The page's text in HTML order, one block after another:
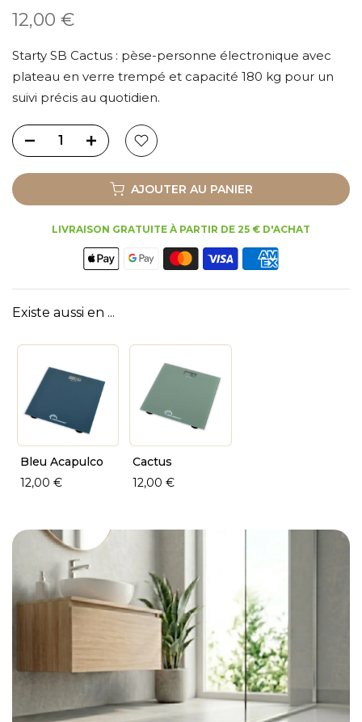
12,00 €
Starty SB Cactus : pèse-personne électronique avec
plateau en verre trempé et capacité 180 kg pour un
suivi précis au quotidien.
AJOUTER AU PANIER
LIVRAISON GRATUITE À PARTIR DE 25 € D'ACHAT
Existe aussi en ...
Bleu Acapulco
12,00 €
Cactus
12,00 €